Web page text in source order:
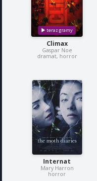
Climax
Gaspar Noe
dramat, horror
Internat
Mary Harron
horror